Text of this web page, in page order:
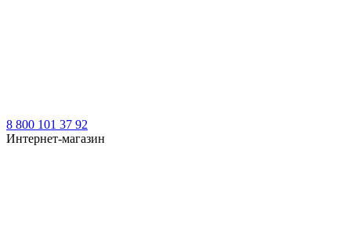
8 800 101 37 92
Интернет-магазин